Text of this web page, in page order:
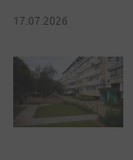
17.07.2026